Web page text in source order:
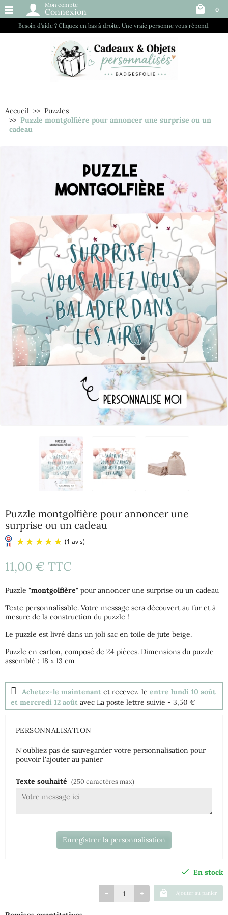
Besoin d’aide ? Cliquez en bas à droite. Une vraie personne vous répond.
Mon compte
Connexion 0
Accueil
Puzzles
Puzzle montgolfière pour annoncer une surprise ou un
cadeau
Puzzle montgolfière pour annoncer une
surprise ou un cadeau
(1 avis)
11,00 € TTC
Puzzle "montgolfière" pour annoncer une surprise ou un cadeau
Texte personnalisable. Votre message sera découvert au fur et à
mesure de la construction du puzzle !
Le puzzle est livré dans un joli sac en toile de jute beige.
Puzzle en carton, composé de 24 pièces. Dimensions du puzzle
assemblé : 18 x 13 cm
Achetez-le maintenant et recevez-le entre lundi 10 août
et mercredi 12 août avec La poste lettre suivie - 3,50 €
PERSONNALISATION
N'oubliez pas de sauvegarder votre personnalisation pour
pouvoir l'ajouter au panier
Texte souhaité (250 caractères max)
Enregistrer la personnalisation
En stock
Ajouter au panier